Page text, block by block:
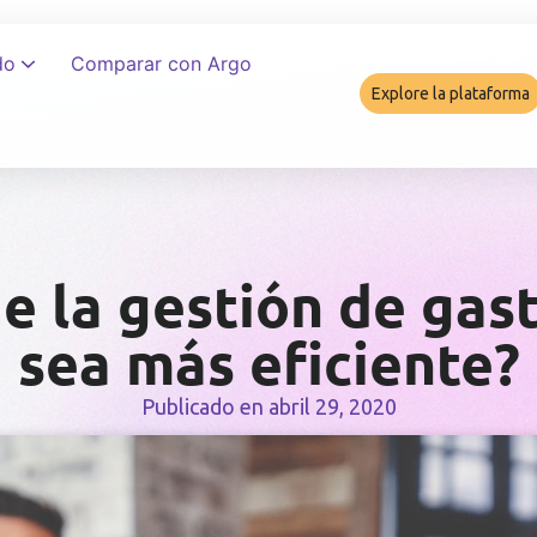
Comparar con Argo
Explore la plataforma
la gestión de
sea más eficiente?
Publicado en abril 29, 2020